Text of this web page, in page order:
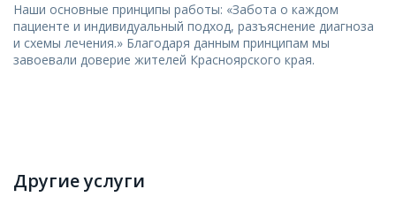
Наши основные принципы работы: «Забота о каждом
пациенте и индивидуальный подход, разъяснение диагноза
и схемы лечения.» Благодаря данным принципам мы
завоевали доверие жителей Красноярского края.
Другие услуги